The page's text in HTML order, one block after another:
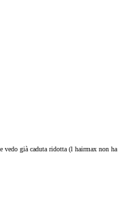
vedo già caduta ridotta (l hairmax non ha